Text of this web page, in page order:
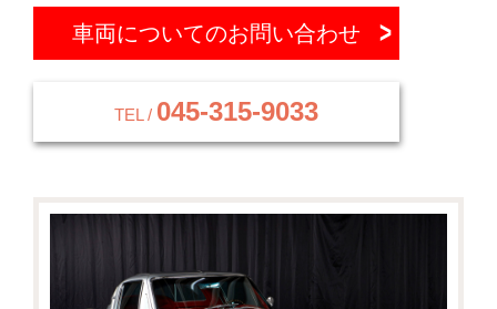
車両についてのお問い合わせ
TEL / 045-315-9033